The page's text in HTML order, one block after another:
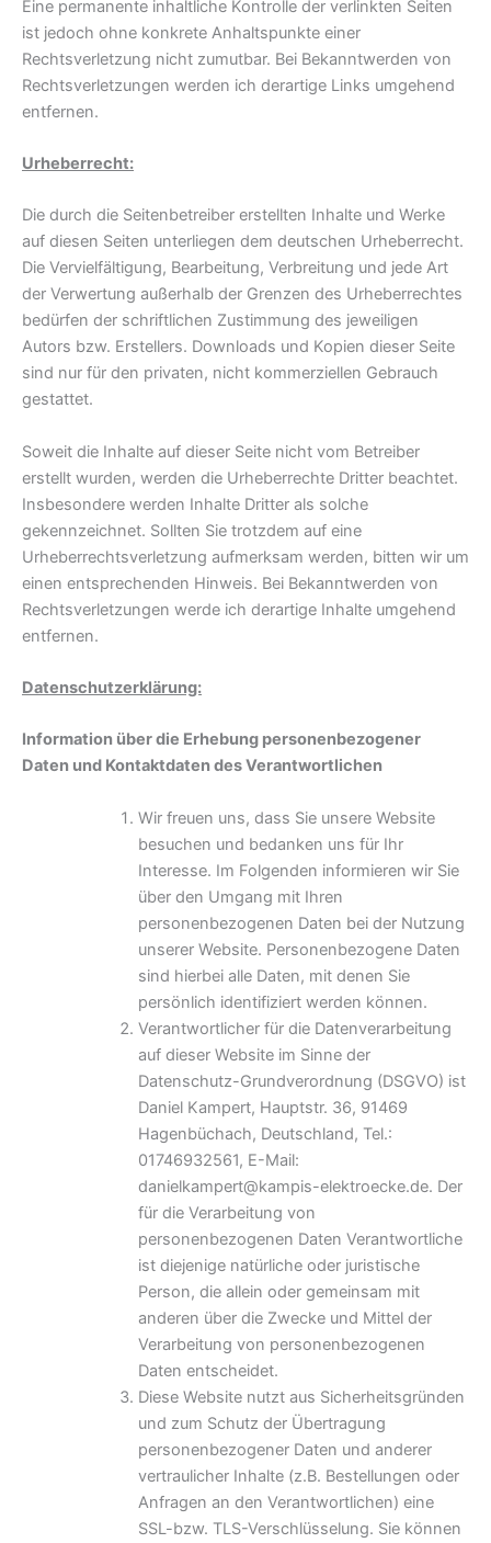
Eine permanente inhaltliche Kontrolle der verlinkten Seiten
ist jedoch ohne konkrete Anhaltspunkte einer
Rechtsverletzung nicht zumutbar. Bei Bekanntwerden von
Rechtsverletzungen werden ich derartige Links umgehend
entfernen.
Urheberrecht:
Die durch die Seitenbetreiber erstellten Inhalte und Werke
auf diesen Seiten unterliegen dem deutschen Urheberrecht.
Die Vervielfältigung, Bearbeitung, Verbreitung und jede Art
der Verwertung außerhalb der Grenzen des Urheberrechtes
bedürfen der schriftlichen Zustimmung des jeweiligen
Autors bzw. Erstellers. Downloads und Kopien dieser Seite
sind nur für den privaten, nicht kommerziellen Gebrauch
gestattet.
Soweit die Inhalte auf dieser Seite nicht vom Betreiber
erstellt wurden, werden die Urheberrechte Dritter beachtet.
Insbesondere werden Inhalte Dritter als solche
gekennzeichnet. Sollten Sie trotzdem auf eine
Urheberrechtsverletzung aufmerksam werden, bitten wir um
einen entsprechenden Hinweis. Bei Bekanntwerden von
Rechtsverletzungen werde ich derartige Inhalte umgehend
entfernen.
Datenschutzerklärung:
Information über die Erhebung personenbezogener
Daten und Kontaktdaten des Verantwortlichen
Wir freuen uns, dass Sie unsere Website
besuchen und bedanken uns für Ihr
Interesse. Im Folgenden informieren wir Sie
über den Umgang mit Ihren
personenbezogenen Daten bei der Nutzung
unserer Website. Personenbezogene Daten
sind hierbei alle Daten, mit denen Sie
persönlich identifiziert werden können.
Verantwortlicher für die Datenverarbeitung
auf dieser Website im Sinne der
Datenschutz-Grundverordnung (DSGVO) ist
Daniel Kampert, Hauptstr. 36, 91469
Hagenbüchach, Deutschland, Tel.:
01746932561, E-Mail:
danielkampert@kampis-elektroecke.de. Der
für die Verarbeitung von
personenbezogenen Daten Verantwortliche
ist diejenige natürliche oder juristische
Person, die allein oder gemeinsam mit
anderen über die Zwecke und Mittel der
Verarbeitung von personenbezogenen
Daten entscheidet.
Diese Website nutzt aus Sicherheitsgründen
und zum Schutz der Übertragung
personenbezogener Daten und anderer
vertraulicher Inhalte (z.B. Bestellungen oder
Anfragen an den Verantwortlichen) eine
SSL-bzw. TLS-Verschlüsselung. Sie können